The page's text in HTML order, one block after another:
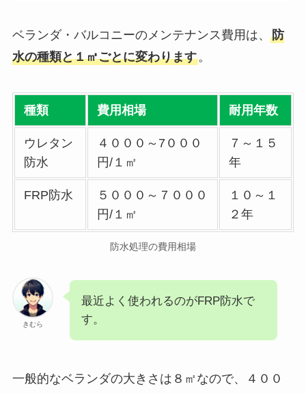
ベランダ・バルコニーのメンテナンス費用は、 防
水の種類と１㎡ごとに変わります。
種類 費用相場 耐用年数
ウレタン
防水
４０００～7０００
円/１㎡
７～１５
年
FRP防水
５０００～７０００
円/１㎡
１０～１
２年
防水処理の費用相場
きむら
最近よく使われるのがFRP防水で
す。
一般的なベランダの大きさは８㎡なので、４００